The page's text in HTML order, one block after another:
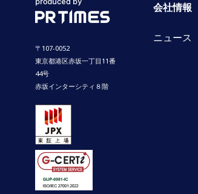
〒107-0052
東京都港区赤坂一丁目11番
44号
赤坂インターシティ８階
会社情報
ニュース